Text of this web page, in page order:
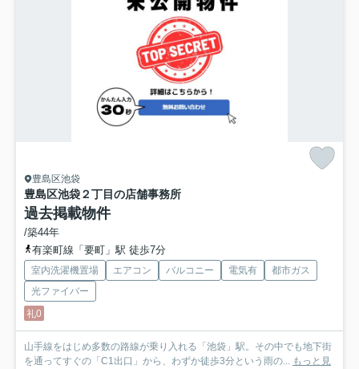
豊島区池袋
豊島区池袋２丁目の店舗事務所
過去掲載物件
/築44年
有楽町線「要町」駅 徒歩7分
室内洗濯機置場 エアコン バルコニー 電気有
都市ガス
光ファイバー
礼0
山手線をはじめ多数の路線が乗り入れる「池袋」駅。その中でも地下街
を通ってすぐの「C1出口」から、わずか徒歩3分という雨の... もっと見